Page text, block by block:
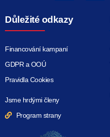
Důležité odkazy
Financování kampaní
GDPR a OOÚ
Pravidla Cookies
Jsme hrdými členy
Program strany